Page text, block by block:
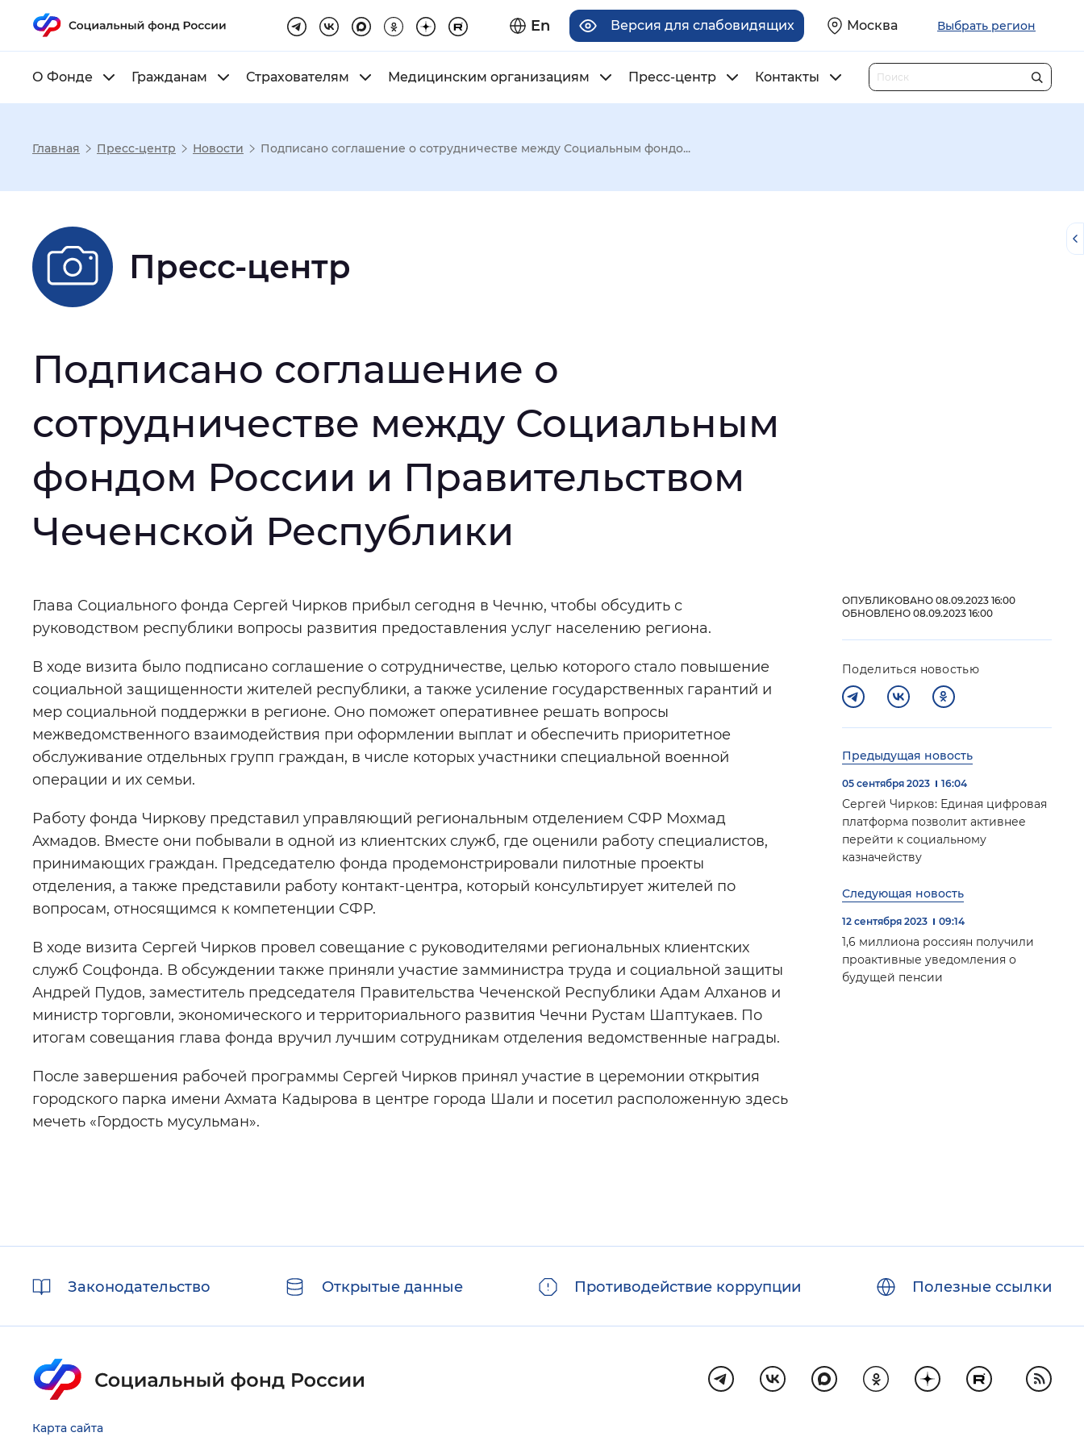
En Версия для слабовидящих Москва Выбрать регион
О Фонде Гражданам Страхователям Медицинским организациям Пресс-центр Контакты
Настройка режима отображения
Размер шрифта
Шрифт
Интервал между буквами: Нормальный Увеличенный
Цвет сайта: Монохромный Инверсивный монохромный Синий фон
Выключены
Вернуть стандартные настройки
Главная Пресс-центр Новости Подписано соглашение о сотрудничестве между Социальным фондо...
Пресс-центр
Подписано соглашение о
сотрудничестве между Социальным
фондом России и Правительством
Чеченской Республики
Основная
информация
Глава Социального фонда Сергей Чирков прибыл сегодня в Чечню, чтобы обсудить с
руководством республики вопросы развития предоставления услуг населению региона.
В ходе визита было подписано соглашение о сотрудничестве, целью которого стало повышение
социальной защищенности жителей республики, а также усиление государственных гарантий и
мер социальной поддержки в регионе. Оно поможет оперативнее решать вопросы
межведомственного взаимодействия при оформлении выплат и обеспечить приоритетное
обслуживание отдельных групп граждан, в числе которых участники специальной военной
операции и их семьи.
Работу фонда Чиркову представил управляющий региональным отделением СФР Мохмад
Ахмадов. Вместе они побывали в одной из клиентских служб, где оценили работу специалистов,
принимающих граждан. Председателю фонда продемонстрировали пилотные проекты
отделения, а также представили работу контакт-центра, который консультирует жителей по
вопросам, относящимся к компетенции СФР.
В ходе визита Сергей Чирков провел совещание с руководителями региональных клиентских
служб Соцфонда. В обсуждении также приняли участие замминистра труда и социальной защиты
Андрей Пудов, заместитель председателя Правительства Чеченской Республики Адам Алханов и
министр торговли, экономического и территориального развития Чечни Рустам Шаптукаев. По
итогам совещания глава фонда вручил лучшим сотрудникам отделения ведомственные награды.
После завершения рабочей программы Сергей Чирков принял участие в церемонии открытия
городского парка имени Ахмата Кадырова в центре города Шали и посетил расположенную здесь
мечеть «Гордость мусульман».
ОПУБЛИКОВАНО 08.09.2023 16:00
ОБНОВЛЕНО 08.09.2023 16:00
Поделиться новостью
Предыдущая новость
05 сентября 2023 16:04
Сергей Чирков: Единая цифровая
платформа позволит активнее
перейти к социальному
казначейству
Следующая новость
12 сентября 2023 09:14
1,6 миллиона россиян получили
проактивные уведомления о
будущей пенсии
ссылкиЗаконодательство Открытые данные Противодействие коррупции Полезные ссылки
Карта сайта